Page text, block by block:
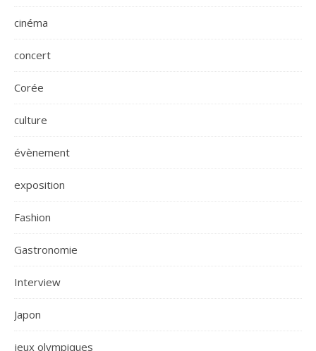
cinéma
concert
Corée
culture
évènement
exposition
Fashion
Gastronomie
Interview
Japon
jeux olympiques